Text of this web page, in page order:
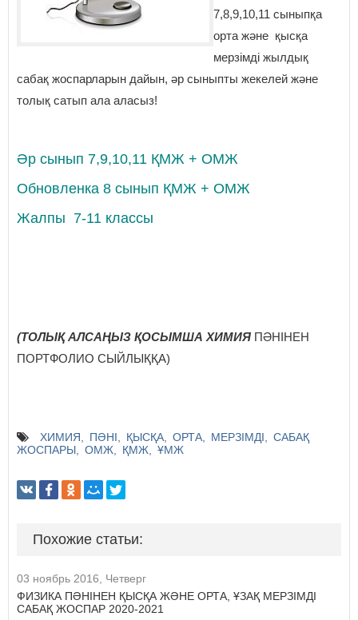
7,8,9,10,11 сыныпқа
орта және қысқа
мерзімді жылдық
сабақ жоспарларын дайын, әр сыныпты жекелей және
толық сатып ала аласыз!
Әр сынып 7,9,10,11 ҚМЖ + ОМЖ
Обновленка 8 сынып ҚМЖ + ОМЖ
Жалпы 7-11 классы
(ТОЛЫҚ АЛСАҢЫЗ ҚОСЫМША ХИМИЯ ПӘНІНЕН
ПОРТФОЛИО СЫЙЛЫҚҚА)
ХИМИЯ ПӘНІ ҚЫСҚА ОРТА МЕРЗІМДІ
САБАҚ
ЖОСПАРЫ
ОМЖ ҚМЖ ҰМЖ
Похожие статьи:
03 ноябрь 2016, Четверг
ФИЗИКА ПӘНІНЕН ҚЫСҚА ЖӘНЕ ОРТА, ҰЗАҚ МЕРЗІМДІ
САБАҚ ЖОСПАР 2020-2021